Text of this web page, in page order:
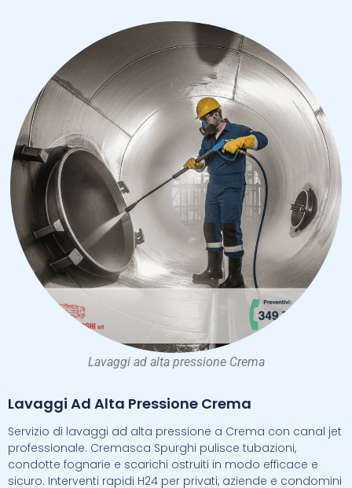
Lavaggi ad alta pressione Crema
Lavaggi Ad Alta Pressione Crema
Servizio di lavaggi ad alta pressione a Crema con canal jet
professionale. Cremasca Spurghi pulisce tubazioni,
condotte fognarie e scarichi ostruiti in modo efficace e
sicuro. Interventi rapidi H24 per privati, aziende e condomini